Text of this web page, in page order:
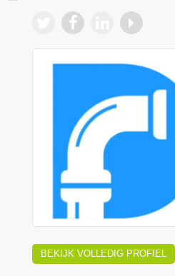
BEKIJK VOLLEDIG PROFIEL